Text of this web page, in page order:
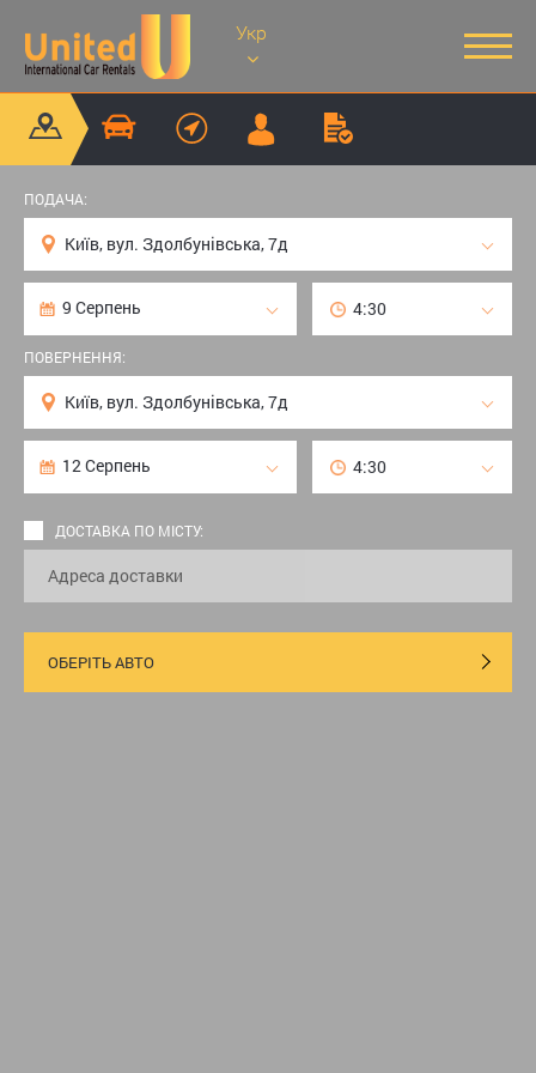
Укр
ПОДАЧА:
ПОВЕРНЕННЯ:
ДОСТАВКА ПО МІСТУ: